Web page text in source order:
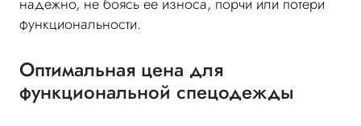
функциональности.
Оптимальная цена для
функциональной спецодежды